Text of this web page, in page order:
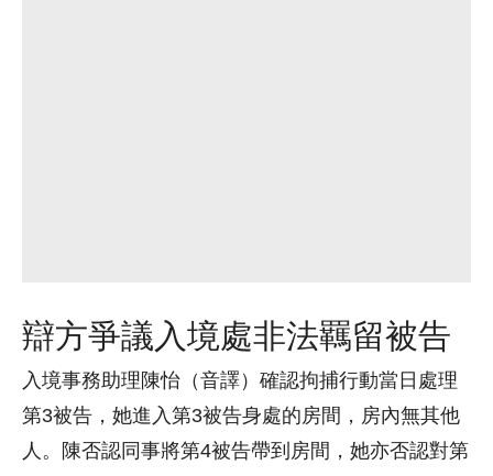
辯方爭議入境處非法羈留被告
入境事務助理陳怡（音譯）確認拘捕行動當日處理
第3被告，她進入第3被告身處的房間，房內無其他
人。陳否認同事將第4被告帶到房間，她亦否認對第